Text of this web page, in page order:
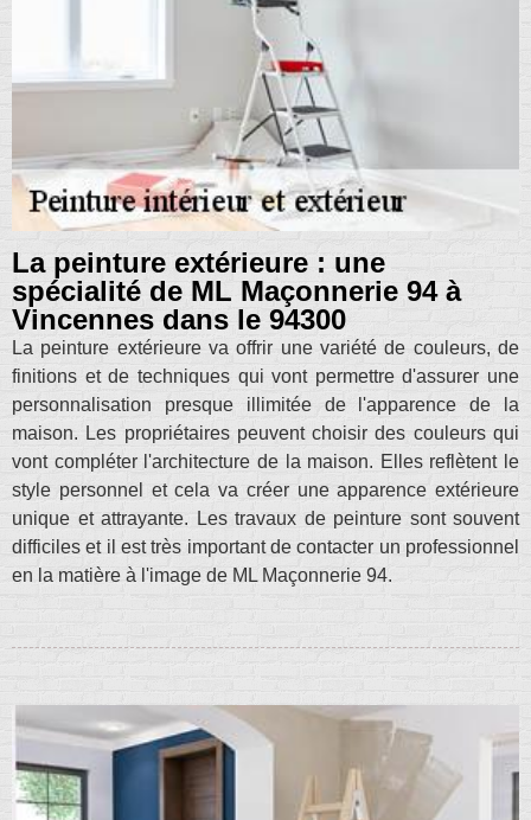
La peinture extérieure : une
spécialité de ML Maçonnerie 94 à
Vincennes dans le 94300
La peinture extérieure va offrir une variété de couleurs, de
finitions et de techniques qui vont permettre d'assurer une
personnalisation presque illimitée de l'apparence de la
maison. Les propriétaires peuvent choisir des couleurs qui
vont compléter l'architecture de la maison. Elles reflètent le
style personnel et cela va créer une apparence extérieure
unique et attrayante. Les travaux de peinture sont souvent
difficiles et il est très important de contacter un professionnel
en la matière à l'image de ML Maçonnerie 94.